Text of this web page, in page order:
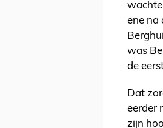
ene na
was
de
Dat
eerder
zijn